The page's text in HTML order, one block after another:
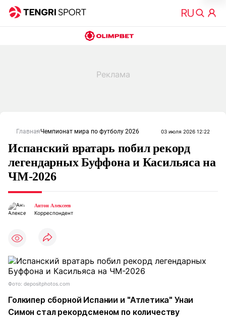
ГлавнаяЧемпионат мира по футболу 2026 03 июля 2026 12:22
Испанский вратарь побил рекорд
легендарных Буффона и Касильяса на
ЧМ-2026
Антон Алексеев
Корреспондент
Фото: depositphotos.com
Голкипер сборной Испании и "Атлетика" Унаи
Симон стал рекордсменом по количеству